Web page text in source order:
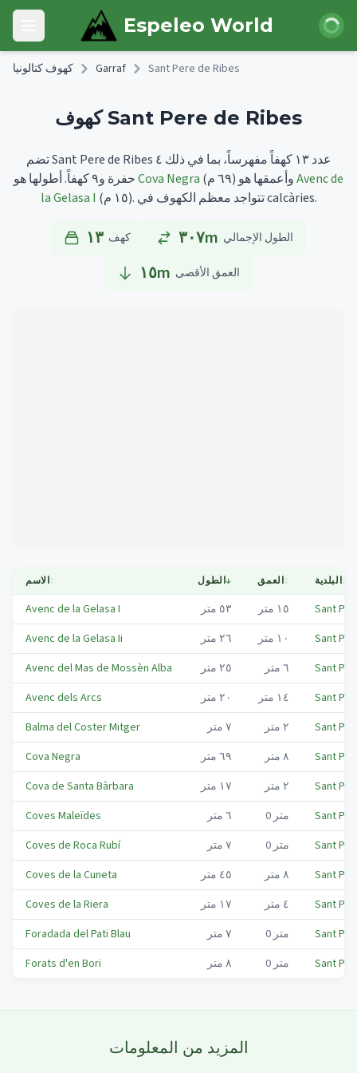
Skip to main content
Open main menu Espeleo World الدخول
كهوف كتالونيا Garraf Sant Pere de Ribes
كهوف Sant Pere de Ribes
تضم Sant Pere de Ribes عدد ١٣ كهفاً مفهرساً، بما في ذلك ٤
حفرة و٩ كهفاً.Cova Negra (٦٩ م)
Avenc de
la Gelasa I
(١٥ م). تتواجد معظم الكهوف في calcàries.
١٣ كهف ٣٠٧m الطول الإجمالي
١٥m العمق الأقصى
الاسم↕ الطول↓ العمق↕ البلدية↕
Avenc de la Gelasa I ٥٣ متر ١٥ متر
Sant
Avenc de la Gelasa Ii
٢٦ متر ١٠ متر
Sant
Avenc del Mas de Mossèn Alba
٢٥ متر ٦ متر
Sant
Avenc dels Arcs
٢٠ متر ١٤ متر
Sant
Balma del Coster Mitger
٧ متر ٢ متر
Sant
Cova Negra
٦٩ متر ٨ متر
Sant
Cova de Santa Bàrbara
١٧ متر ٢ متر
Sant
Coves Maleïdes
٦ متر 0 متر
Sant
Coves de Roca Rubí
٧ متر 0 متر
Sant
Coves de la Cuneta
٤٥ متر ٨ متر
Sant
Coves de la Riera
١٧ متر ٤ متر
Sant
Foradada del Pati Blau
٧ متر 0 متر
Sant
Forats d'en Bori
٨ متر 0 متر Sant
المزيد من المعلومات